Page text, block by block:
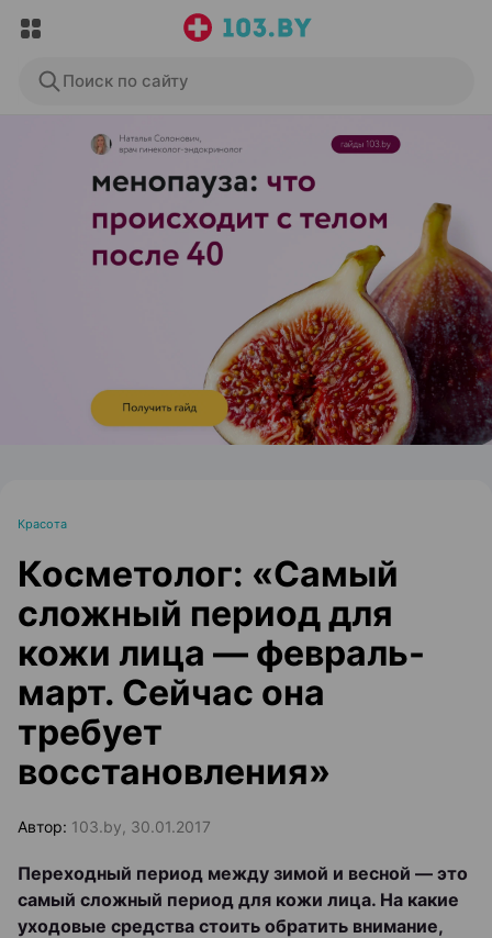
Поиск по сайту
ЭФФЕКТИВНАЯ РЕКЛАМА НА САЙТЕ
Красота
Косметолог: «Самый
сложный период для
кожи лица — февраль-
март. Сейчас она
требует
восстановления»
Автор: 103.by, 30.01.2017
Переходный период между зимой и весной — это
самый сложный период для кожи лица. На какие
уходовые средства стоить обратить внимание,